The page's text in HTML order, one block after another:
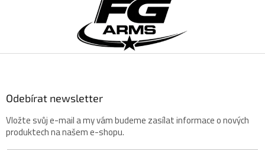
t
Odebírat newsletter
Vložte svůj e-mail a my vám budeme zasílat informace o nových
produktech na našem e-shopu.